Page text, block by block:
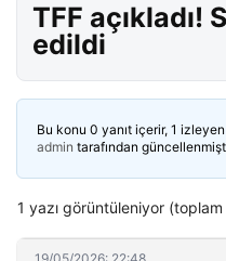
TFF açıkladı!
edildi
Bu konu 0 yanıt içerir, 1
admin tarafından
1 yazı görüntüleniyor (toplam